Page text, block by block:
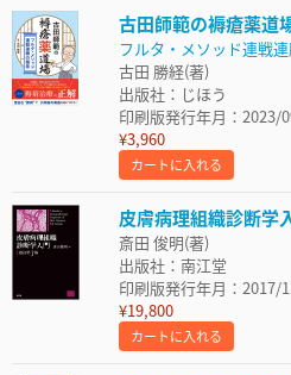
古田師範の褥瘡薬道
フルタ・メソッド連戦
古田 勝経(著)
出版社：じほう
印刷版発行年月：2023/
¥3,960
カートに入れる
皮膚病理組織診断学
斎田 俊明(著)
出版社：南江堂
印刷版発行年月：2017/
¥19,800
カートに入れる